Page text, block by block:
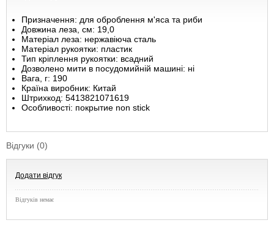
Призначення: для оброблення м'яса та риби
Довжина леза, см: 19,0
Матеріал леза: нержавіюча сталь
Матеріал рукоятки: пластик
Тип кріплення рукоятки: всадний
Дозволено мити в посудомийній машині: ні
Вага, г: 190
Країна виробник: Китай
Штрихкод: 5413821071619
Особливості: покрытие non stick
Відгуки (0)
Додати відгук
Відгуків немає